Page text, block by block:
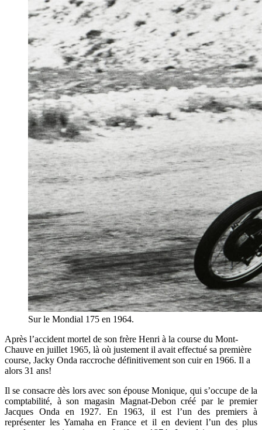
Sur le Mondial 175 en 1964.
Après l’accident mortel de son frère Henri à la course du Mont-
Chauve en juillet 1965, là où justement il avait effectué sa première
course, Jacky Onda raccroche définitivement son cuir en 1966. Il a
alors 31 ans!
Il se consacre dès lors avec son épouse Monique, qui s’occupe de la
comptabilité, à son magasin Magnat-Debon créé par le premier
Jacques Onda en 1927. En 1963, il est l’un des premiers à
représenter les Yamaha en France et il en devient l’un des plus